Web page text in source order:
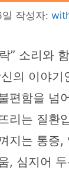
작성자:
” 소리와
의 이야기
편함을 넘
리는 질환
지는 통증,
, 심지어